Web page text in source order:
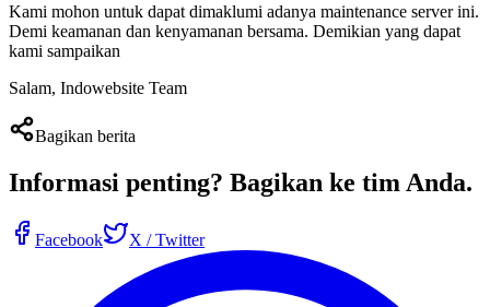
Kami mohon untuk dapat dimaklumi adanya maintenance server ini.
Demi keamanan dan kenyamanan bersama. Demikian yang dapat
kami sampaikan
Salam, Indowebsite Team
Bagikan berita
Informasi penting? Bagikan ke tim Anda.
Facebook X / Twitter